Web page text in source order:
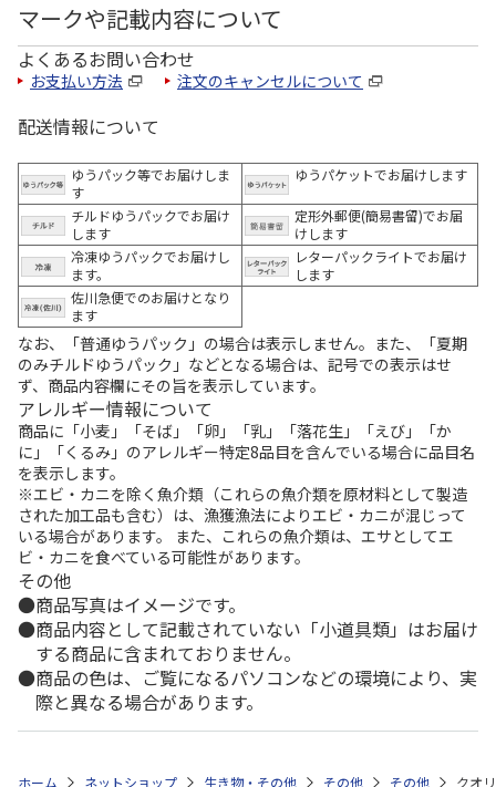
マークや記載内容について
よくあるお問い合わせ
お支払い方法 注文のキャンセルについて
配送情報について
ゆうパック等でお届けしま
す
ゆうパケットでお届けします
チルドゆうパックでお届け
します
定形外郵便(簡易書留)でお届
けします
冷凍ゆうパックでお届けし
ます。
レターパックライトでお届け
します
佐川急便でのお届けとなり
ます
なお、「普通ゆうパック」の場合は表示しません。また、「夏期
のみチルドゆうパック」などとなる場合は、記号での表示はせ
ず、商品内容欄にその旨を表示しています。
アレルギー情報について
商品に「小麦」「そば」「卵」「乳」「落花生」「えび」「か
に」「くるみ」のアレルギー特定8品目を含んでいる場合に品目名
を表示します。
※エビ・カニを除く魚介類（これらの魚介類を原材料として製造
された加工品も含む）は、漁獲漁法によりエビ・カニが混じって
いる場合があります。 また、これらの魚介類は、エサとしてエ
ビ・カニを食べている可能性があります。
その他
商品写真はイメージです。
商品内容として記載されていない「小道具類」はお届け
する商品に含まれておりません。
商品の色は、ご覧になるパソコンなどの環境により、実
際と異なる場合があります。
ホーム ネットショップ 生き物・その他 その他 その他 クオ